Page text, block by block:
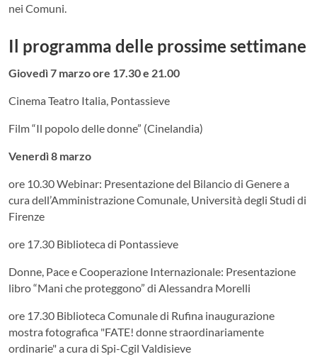
nei Comuni.
Il programma delle prossime settimane
Giovedì 7 marzo ore 17.30 e 21.00
Cinema Teatro Italia, Pontassieve
Film “Il popolo delle donne” (Cinelandia)
Venerdì 8 marzo
ore 10.30 Webinar: Presentazione del Bilancio di Genere a
cura dell’Amministrazione Comunale, Università degli Studi di
Firenze
ore 17.30 Biblioteca di Pontassieve
Donne, Pace e Cooperazione Internazionale: Presentazione
libro “Mani che proteggono” di Alessandra Morelli
ore 17.30 Biblioteca Comunale di Rufina inaugurazione
mostra fotografica "FATE! donne straordinariamente
ordinarie" a cura di Spi-Cgil Valdisieve